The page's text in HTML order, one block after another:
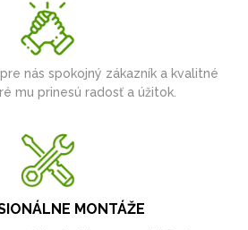
nás spokojný zákazník a kvalitné
mu prinesú radosť a úžitok.
MONTÁŽE